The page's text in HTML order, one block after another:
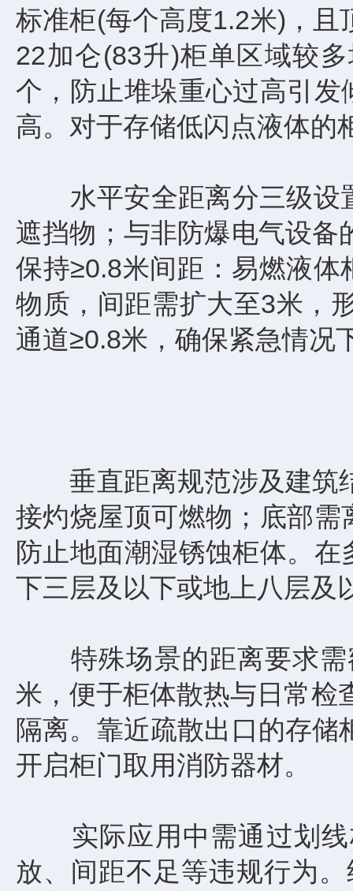
标准柜(每个高度1.2米)，
22加仑(83升)柜单区域较
个，防止堆垛重心过高引
高。对于存储低闪点液体的
水平安全距离分三级设置
遮挡物；与非防爆电气设备
保持≥0.8米间距：易燃液
物质，间距需扩大至3米，
通道≥0.8米，确保紧急情况
垂直距离规范涉及建筑结
接灼烧屋顶可燃物；底部
防止地面潮湿锈蚀柜体。
下三层及以下或地上八层及
特殊场景的距离要求需
米，便于柜体散热与日常检
隔离。靠近疏散出口的存
开启柜门取用消防器材。​
实际应用中需通过划线
放、间距不足等违规行为